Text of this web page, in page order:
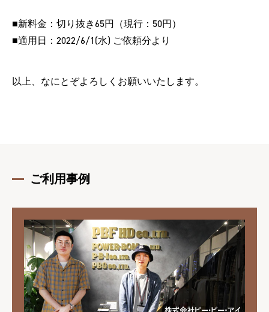
■新料金：切り抜き65円（現行：50円）
■適用日：2022/6/1(水) ご依頼分より
以上、なにとぞよろしくお願いいたします。
ご利用事例